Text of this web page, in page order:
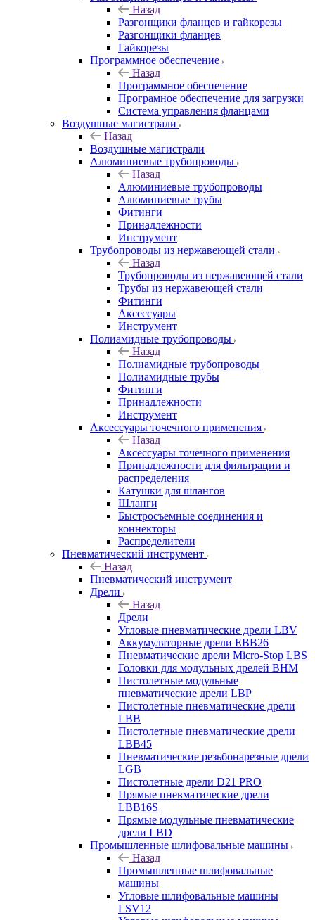
Назад
Разгонщики фланцев и гайкорезы
Разгонщики фланцев
Гайкорезы
Программное обеспечение
Назад
Программное обеспечение
Програмное обеспечение для загрузки
Система управления фланцами
Воздушные магистрали
Назад
Воздушные магистрали
Алюминиевые трубопроводы
Назад
Алюминиевые трубопроводы
Алюминиевые трубы
Фитинги
Принадлежности
Инструмент
Трубопроводы из нержавеющей стали
Назад
Трубопроводы из нержавеющей стали
Трубы из нержавеющей стали
Фитинги
Аксессуары
Инструмент
Полиамидные трубопроводы
Назад
Полиамидные трубопроводы
Полиамидные трубы
Фитинги
Принадлежности
Инструмент
Аксессуары точечного применения
Назад
Аксессуары точечного применения
Принадлежности для фильтрации и
распределения
Катушки для шлангов
Шланги
Быстросъемные соединения и
коннекторы
Распределители
Пневматический инструмент
Назад
Пневматический инструмент
Дрели
Назад
Дрели
Угловые пневматические дрели LBV
Аккумуляторные дрели EBB26
Пневматические дрели Micro-Stop LBS
Головки для модульных дрелей BHM
Пистолетные модульные
пневматические дрели LBP
Пистолетные пневматические дрели
LBB
Пистолетные пневматические дрели
LBB45
Пневматические резьбонарезные дрели
LGB
Пистолетные дрели D21 PRO
Прямые пневматические дрели
LBB16S
Прямые модульные пневматические
дрели LBD
Промышленные шлифовальные машины
Назад
Промышленные шлифовальные
машины
Угловые шлифовальные машины
LSV12